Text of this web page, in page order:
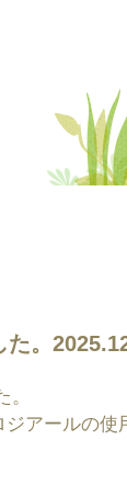
た。
アールの使